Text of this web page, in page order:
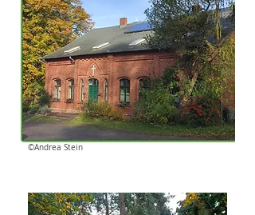
©Andrea Stein